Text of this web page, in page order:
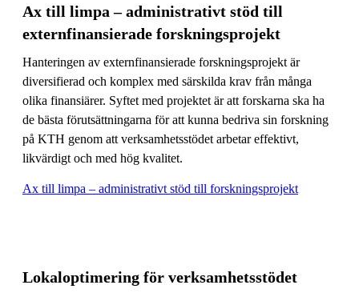
Ax till limpa – administrativt stöd till
externfinansierade forskningsprojekt
Hanteringen av externfinansierade forskningsprojekt är
diversifierad och komplex med särskilda krav från många
olika finansiärer. Syftet med projektet är att forskarna ska ha
de bästa förutsättningarna för att kunna bedriva sin forskning
på KTH genom att verksamhetsstödet arbetar effektivt,
likvärdigt och med hög kvalitet.
Ax till limpa – administrativt stöd till forskningsprojekt
Lokaloptimering för verksamhetsstödet